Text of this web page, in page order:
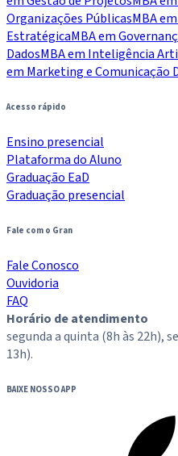
Organizações PúblicasMBA
EstratégicaMBA em
DadosMBA em Inteligência
em Marketing e Comunicação
Acesso rápido
Ensino presencial
Plataforma do Aluno
Graduação EaD
Graduação presencial
Fale com o Gran
Fale Conosco
Ouvidoria
FAQ
Horário de atendimento
segunda a quinta (8h às 22h),
13h).
BAIXE NOSSO APP